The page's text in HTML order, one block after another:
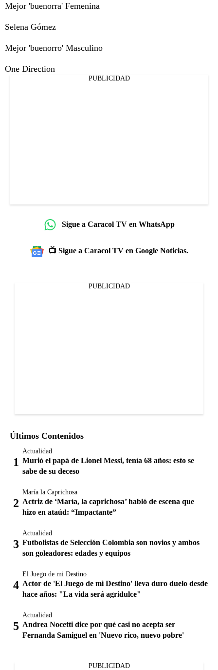
Mejor 'buenorra' Femenina
Selena Gómez
Mejor 'buenorro' Masculino
One Direction
PUBLICIDAD
Sigue a Caracol TV en WhatsApp
📺 Sigue a Caracol TV en Google Noticias.
PUBLICIDAD
Últimos Contenidos
Actualidad
Murió el papá de Lionel Messi, tenía 68 años: esto se
sabe de su deceso
María la Caprichosa
Actriz de ‘María, la caprichosa’ habló de escena que
hizo en ataúd: “Impactante”
Actualidad
Futbolistas de Selección Colombia son novios y ambos
son goleadores: edades y equipos
El Juego de mi Destino
Actor de 'El Juego de mi Destino' lleva duro duelo desde
hace años: "La vida será agridulce"
Actualidad
Andrea Nocetti dice por qué casi no acepta ser
Fernanda Samiguel en 'Nuevo rico, nuevo pobre'
PUBLICIDAD